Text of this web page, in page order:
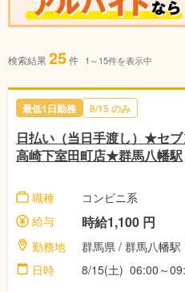
検索結果25件 1～15件を表示中
最低1日勤務 8/15 のみ
日払い（当日手渡し）★セブ
高崎下室田町店★群馬八幡駅
職種
コンビニ系
給与
時給1,100 円
勤務地
群馬県 / 群馬八幡駅
日時
8/15(土) 06:00～